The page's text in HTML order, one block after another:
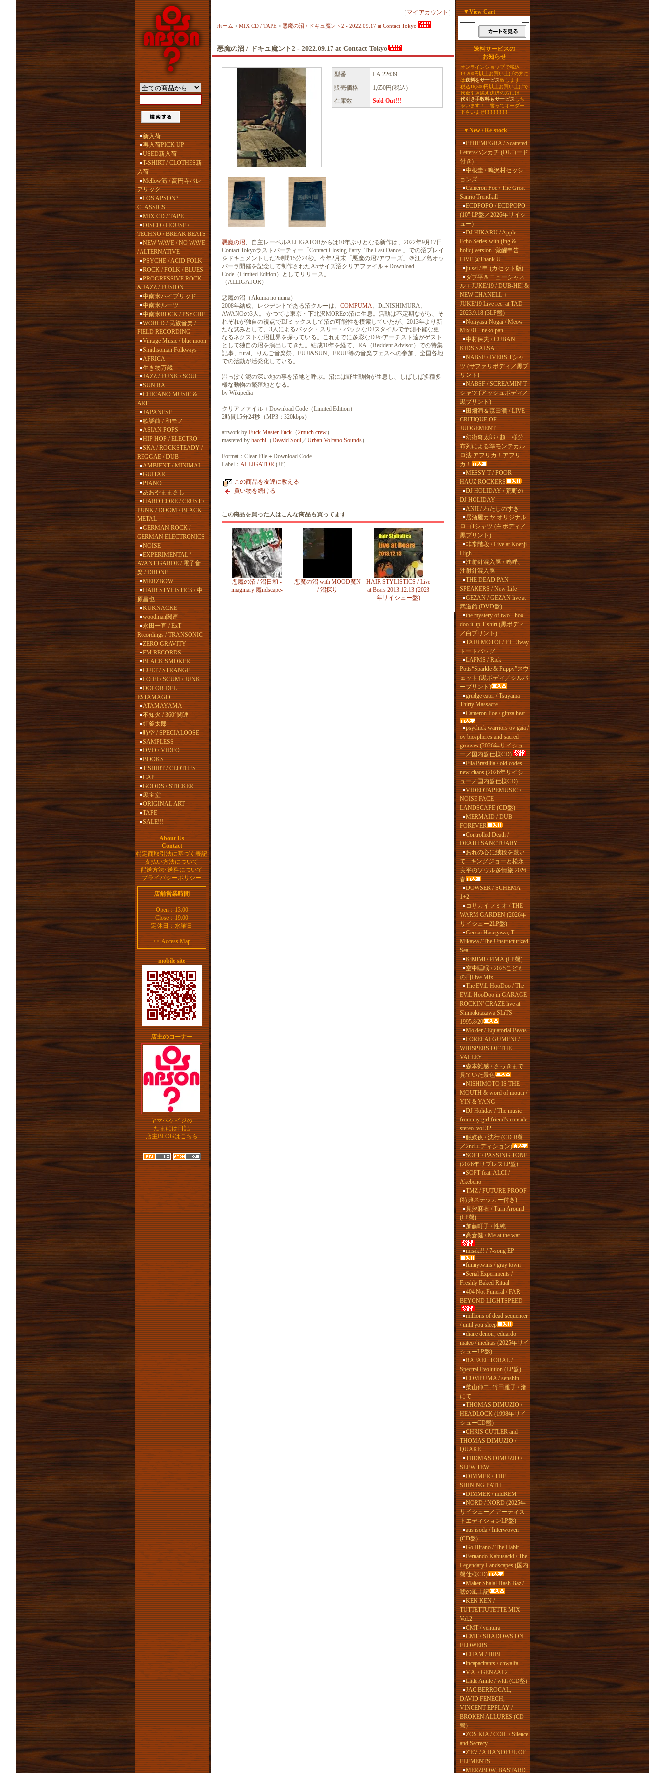
新入荷
再入荷PICK UP
USED新入荷
T-SHIRT / CLOTHES新
入荷
Mellow筋 / 高円寺バレ
アリック
LOS APSON?
CLASSICS
MIX CD / TAPE
DISCO / HOUSE /
TECHNO / BREAK BEATS
NEW WAVE / NO WAVE
/ ALTERNATIVE
PSYCHE / ACID FOLK
ROCK / FOLK / BLUES
PROGRESSIVE ROCK
& JAZZ / FUSION
中南米ハイブリッド
中南米ルーツ
中南米ROCK / PSYCHE
WORLD / 民族音楽 /
FIELD RECORDING
Vintage Music / blue moon
Smithsonian Folkways
AFRICA
生き物万歳
JAZZ / FUNK / SOUL
SUN RA
CHICANO MUSIC &
ART
JAPANESE
歌謡曲 / 和モノ
ASIAN POPS
HIP HOP / ELECTRO
SKA / ROCKSTEADY /
REGGAE / DUB
AMBIENT / MINIMAL
GUITAR
PIANO
あおやままさし
HARD CORE / CRUST /
PUNK / DOOM / BLACK
METAL
GERMAN ROCK /
GERMAN ELECTRONICS
NOISE
EXPERIMENTAL /
AVANT-GARDE / 電子音
楽 / DRONE
MERZBOW
HAIR STYLISTICS / 中
原昌也
KUKNACKE
woodman関連
永田一直 / ExT
Recordings / TRANSONIC
ZERO GRAVITY
EM RECORDS
BLACK SMOKER
CULT / STRANGE
LO-FI / SCUM / JUNK
DOLOR DEL
ESTAMAGO
ATAMAYAMA
不知火 / 360°関連
虹釜太郎
時空 / SPECIALOOSE
SAMPLESS
DVD / VIDEO
BOOKS
T-SHIRT / CLOTHES
CAP
GOODS / STICKER
黒宝堂
ORIGINAL ART
TAPE
SALE!!!
About Us
Contact
特定商取引法に基づく表記
支払い方法について
配送方法･送料について
プライバシーポリシー
店舗営業時間
Open：13:00
Close：19:00
定休日：水曜日
>>Access Map
mobile site
店主のコーナー
ヤマベケイジの
たまには日記
店主BLOGはこちら
［ マイアカウント ］
ホーム > MIX CD / TAPE > 悪魔の沼 / ドキュ魔ント2 - 2022.09.17 at Contact Tokyo
悪魔の沼 / ドキュ魔ント2 - 2022.09.17 at Contact Tokyo
型番
LA-22639
販売価格
1,650円(税込)
在庫数
Sold Out!!!
悪魔の沼、自主レーベルALLIGATORからは10年ぶりとなる新作は、2022年9月17日
Contact Tokyoラストパーティー「Contact Closing Party -The Last Dance-」での沼プレイ
をドキュメントした2時間15分24秒。今年2月末「悪魔の沼7アワーズ」＠江ノ島オッ
パーラ開催を記念して制作されたA5サイズ沼クリアファイル＋Download
Code（Limited Edition）としてリリース。
（ALLIGATOR）
悪魔の沼（Akuma no numa）
2008年結成。レジデントである沼クルーは、 COMPUMA、Dr.NISHIMURA、
AWANOの3人。 かつては東京・下北沢MOREの沼に生息。活動は不定期ながら、そ
れぞれが独自の視点でDJミックスして沼の可能性を模索していたが、2013年より新
たな試みとして、3人によるバック・スリー・バックなDJスタイルで予測不能な更
なるネクストな沼世界を探っている。これまでに多彩なDJやアーチスト達がゲスト
として独自の沼を演出してきた。結成10年を経て、RA（Resident Advisor）での特集
記事、rural、りんご音楽祭、FUJI&SUN、FRUE等の音楽フェスへの参加、全国各地
での活動が活発化している。
湿っぽく泥の深い地の事を沼地と呼ぶ。沼には野生動物が生息し、しばしば多種多
様な動物の繁殖地となる。
by Wikipedia
クリアファイル＋Download Code（Limited Edition）
2時間15分24秒（MP3：320kbps）
artwork by Fuck Master Fuck （2much crew）
mastered by hacchi （Deavid Soul／Urban Volcano Sounds）
Format：Clear File＋Download Code
Label： ALLIGATOR (JP)
この商品を友達に教える
買い物を続ける
この商品を買った人はこんな商品も買ってます
悪魔の沼 / 沼日和 -
imaginary 魔ndscape-
悪魔の沼 with MOOD魔N
/ 沼探り
HAIR STYLISTICS / Live
at Bears 2013.12.13 (2023
年リイシュー盤)
▼View Cart
送料サービスの
お知らせ
オンラインショップで税込
13,200円以上お買い上げの方に
は送料をサービス致します！
税込16,500円以上お買い上げで
代金引き換え決済の方には、
代引き手数料もサービスしち
ゃいます！ 奮ってオーダー
下さいませ!!!!!!!!!!!!!!!
▼New / Re-stock
EPHEMEGRA / Scattered
Lettersハンカチ (DLコード
付き)
中根圭 / 鳴沢村セッシ
ョンズ
Cameron Poe / The Great
Sanrio Trendkill
ECDPOPO / ECDPOPO
(10" LP盤／2026年リイシ
ュー)
DJ HIKARU / Apple
Echo Series with (ing &
holic) version -覚醒申告- -
LIVE @Thank U-
ju sei / 申 (カセット版)
ダブ平＆ニューシャネ
ル＋JUKE/19 / DUB-HEI &
NEW CHANELL＋
JUKE/19 Live rec. at TAD
2023.9.18 (3LP盤)
Noriyasu Nogai / Meow
Mix 01 - neko pan
中村保夫 / CUBAN
KIDS SALSA
NABSF / IVERS Tシャ
ツ (サファリボディ／黒プ
リント)
NABSF / SCREAMIN' T
シャツ (アッシュボディ／
黒プリント)
田畑満＆森田潤 / LIVE
CRITIQUE OF
JUDGEMENT
幻衛奇太郎 / 超一様分
布列による準モンテカル
ロ法 アフリカ！アフリ
カ！
MESSY T / POOR
HAUZ ROCKERS
DJ HOLIDAY / 荒野の
DJ HOLIDAY
ANJI / わたしのすき
居酒屋カヤ オリジナル
ロゴTシャツ (白ボディ／
黒プリント)
非常階段 / Live at Koenji
High
注射針混入豚 / 嗚呼、
注射針混入豚
THE DEAD PAN
SPEAKERS / New Life
GEZAN / GEZAN live at
武道館 (DVD盤)
the mystery of two - hoo
doo it up T-shirt (黒ボディ
／白プリント)
TAIJI MOTOI / F.L. 3way
トートバッグ
LAFMS / Rick
Potts“Sparkle & Puppy”スウ
ェット (黒ボディ／シルバ
ープリント)
grudge eater / Tsuyama
Thirty Massacre
Cameron Poe / ginza heat
psychick warriors ov gaia /
ov biospheres and sacred
grooves (2026年リイシュ
ー／国内盤仕様CD)
Fila Brazillia / old codes
new chaos (2026年リイシ
ュー／国内盤仕様CD)
VIDEOTAPEMUSIC /
NOISE FACE
LANDSCAPE (CD盤)
MERMAID / DUB
FOREVER
Controlled Death /
DEATH SANCTUARY
おれの心に絨毯を敷い
て - キングジョーと松永
良平のソウル多情旅 2026
春
DOWSER / SCHEMA
1+2
コサカイフミオ / THE
WARM GARDEN (2026年
リイシュー2LP盤)
Gensai Hasegawa, T.
Mikawa / The Unstructurized
Sea
KiMiMi / ИМА (LP盤)
空中睡眠 / 2025こども
の日Live Mix
The EViL HooDoo / The
EViL HooDoo in GARAGE
ROCKIN' CRAZE live at
Shimokitazawa SLiTS
1995.8/20
Molder / Equatorial Beans
LORELAI GUMENI /
WHISPERS OF THE
VALLEY
森本雑感 / さっきまで
見ていた景色
NISHIMOTO IS THE
MOUTH & word of mouth /
YIN & YANG
DJ Holiday / The music
from my girl friend's console
stereo. vol.32
触媒夜 / 沈行 (CD-R盤
／2ndエディション)
SOFT / PASSING TONE
(2026年リプレスLP盤)
SOFT feat. ALCI /
Akebono
TMZ / FUTURE PROOF
(特典ステッカー付き)
見汐麻衣 / Turn Around
(LP盤)
加藤町子 / 性純
高倉健 / Me at the war
misaki!! / 7-song EP
funnytwins / gray town
Serial Experiments /
Freshly Baked Ritual
404 Not Funeral / FAR
BEYOND LIGHTSPEED
millions of dead sequencer
/ until you sleep
diane denoir, eduardo
mateo / ineditas (2025年リイ
シューLP盤)
RAFAEL TORAL /
Spectral Evolution (LP盤)
COMPUMA / senshin
柴山伸二, 竹田雅子 / 渚
にて
THOMAS DIMUZIO /
HEADLOCK (1998年リイ
シューCD盤)
CHRIS CUTLER and
THOMAS DIMUZIO /
QUAKE
THOMAS DIMUZIO /
SLEW TEW
DIMMER / THE
SHINING PATH
DIMMER / midREM
NORD / NORD (2025年
リイシュー／アーティス
トエディションLP盤)
aus isoda / Interwoven
(CD盤)
Go Hirano / The Habit
Fernando Kabusacki / The
Legendary Landscapes (国内
盤仕様CD)
Maher Shalal Hash Baz /
嘘の風土記
KEN KEN /
TUTTETTUTETTE MIX
Vol.2
CMT / ventura
CMT / SHADOWS ON
FLOWERS
CHAM / HIBI
incapacitants / chwalfa
V.A. / GENZAI 2
Little Annie / with (CD盤)
JAC BERROCAL,
DAVID FENECH,
VINCENT EPPLAY /
BROKEN ALLURES (CD
盤)
ZOS KIA / COIL / Silence
and Secrecy
Z'EV / A HANDFUL OF
ELEMENTS
MERZBOW, BASTARD